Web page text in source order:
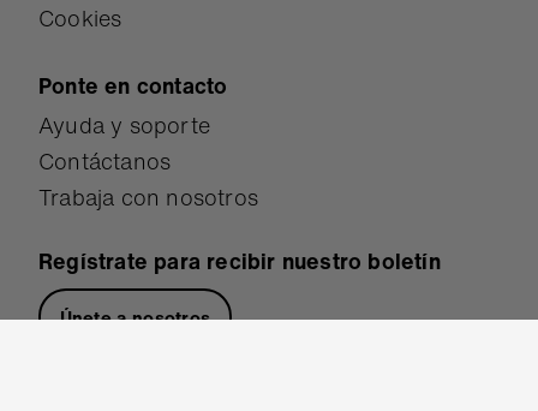
Cookies
Ponte en contacto
Ayuda y soporte
Contáctanos
Trabaja con nosotros
Regístrate para recibir nuestro boletín
Únete a nosotros